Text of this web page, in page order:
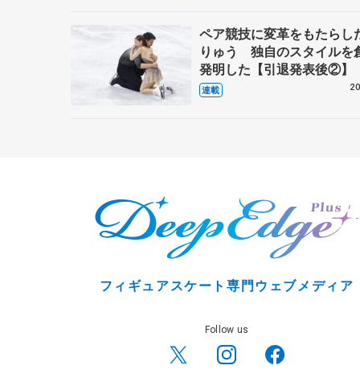
ペア競技に変革をもたらし
りゅう 独自のスタイルを
発明した【引退発表後②】
連載
フィギュアスケート専門ウェブメディア
Follow us